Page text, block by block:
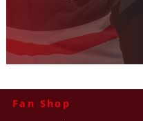
Fan Shop